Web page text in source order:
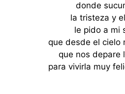
donde
la tristeza y
le pido a mi
que desde el cielo
que nos depare
para vivirla muy